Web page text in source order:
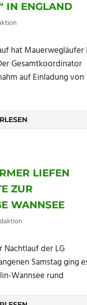
IN ENGLAND
hat Mauerwegläufer
Gesamtkoordinator
auf Einladung von
LIEFEN
ZUR
WANNSEE
der LG
Samstag ging
Wannsee rund